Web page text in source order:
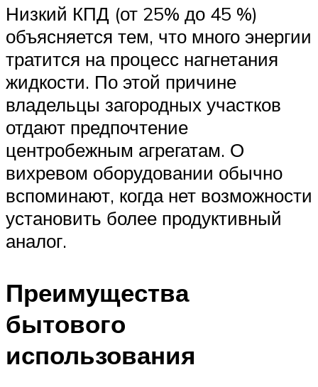
Низкий КПД (от 25% до 45 %)
объясняется тем, что много энергии
тратится на процесс нагнетания
жидкости. По этой причине
владельцы загородных участков
отдают предпочтение
центробежным агрегатам. О
вихревом оборудовании обычно
вспоминают, когда нет возможности
установить более продуктивный
аналог.
Преимущества
бытового
использования